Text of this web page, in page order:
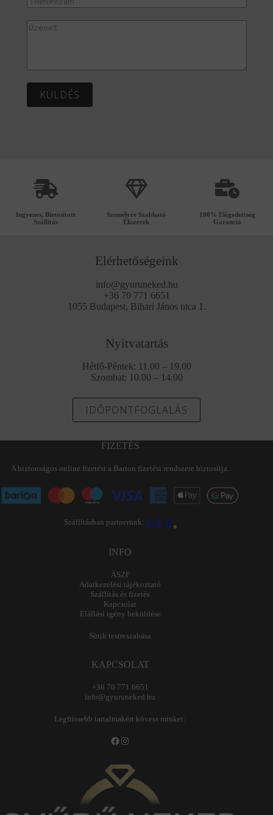
KÜLDÉS
Ingyenes, Biztosított
Szállítás
Személyre Szabható
Ékszerek
100% Elégedettség
Garancia
Elérhetőségeink
info@gyuruneked.hu
+36 70 771 6651
1055 Budapest, Bihari János utca 1.
Nyitvatartás
Hétfő-Péntek: 11.00 – 19.00
Szombat: 10.00 – 14.00
IDŐPONTFOGLALÁS
FIZETÉS
A biztonságos online fizetést a Barion fizetési rendszere biztosítja.
Szállításban partnerünk:
INFO
ÁSZF
Adatkezelési tájékoztató
Szállítás és fizetés
Kapcsolat
Elállási igény beküldése
Sütik testreszabása
KAPCSOLAT
+36 70 771 6651
info@gyuruneked.hu
Legfrissebb tartalmakért kövess minket:
Facebook
Instagram